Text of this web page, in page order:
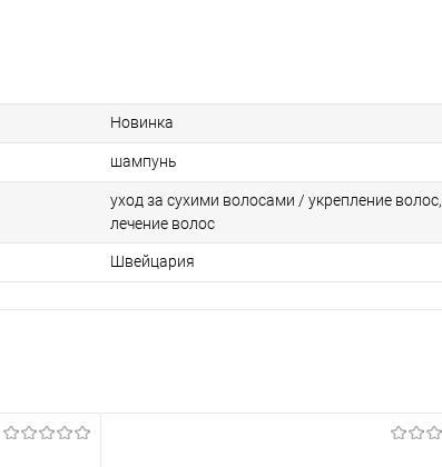
Новинка
шампунь
уход за сухими волосами / укрепление волос,
лечение волос
Швейцария